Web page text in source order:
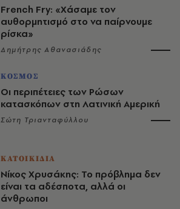
French Fry: «Χάσαμε τον
αυθορμητισμό στο να παίρνουμε
ρίσκα»
Δημήτρης Αθανασιάδης
ΚΟΣΜΟΣ
Οι περιπέτειες των Ρώσων
κατασκόπων στη Λατινική Αμερική
Σώτη Τριανταφύλλου
ΚΑΤΟΙΚΙΔΙΑ
Νίκος Χρυσάκης: Το πρόβλημα δεν
είναι τα αδέσποτα, αλλά οι
άνθρωποι